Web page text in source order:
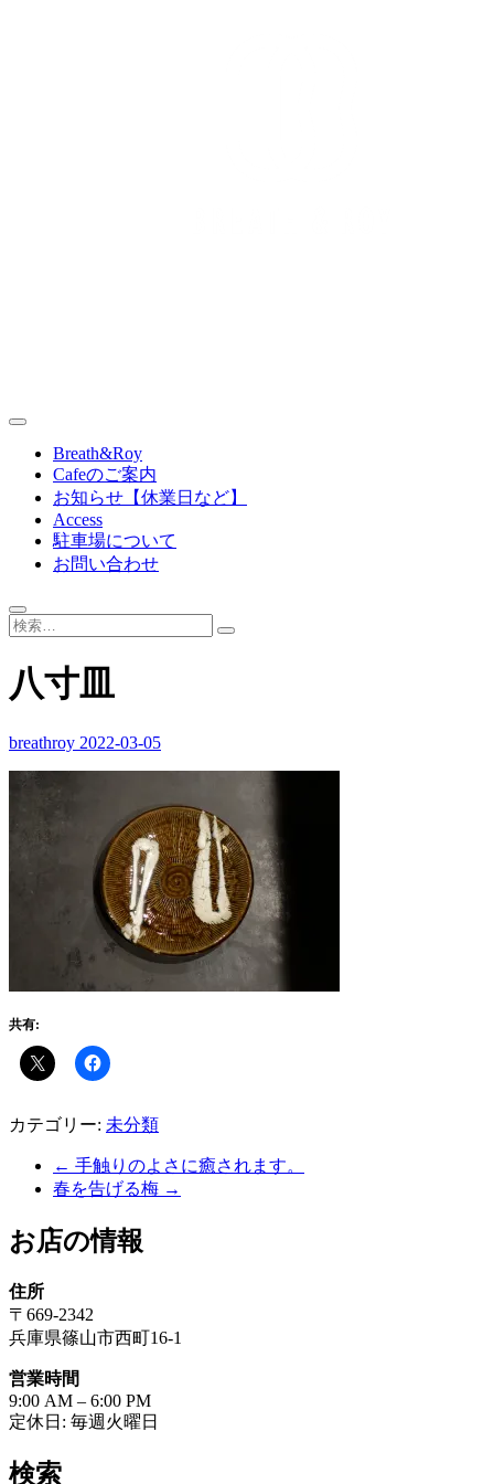
BREATH&ROY｜丹波篠山スタイル
丹波篠山（兵庫県）の情報や最新ニュース、地域の魅力や特
します。
Breath&Roy
Cafeのご案内
お知らせ【休業日など】
Access
駐車場について
お問い合わせ
八寸皿
breathroy 2022-03-05
共有:
カテゴリー: 未分類
← 手触りのよさに癒されます。
春を告げる梅 →
お店の情報
住所
〒669-2342
兵庫県篠山市西町16-1
営業時間
9:00 AM – 6:00 PM
定休日: 毎週火曜日
検索